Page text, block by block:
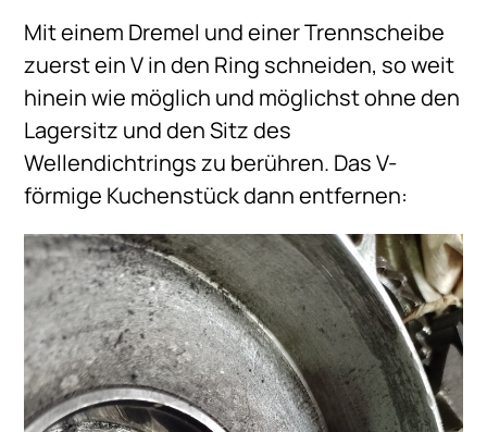
Mit einem Dremel und einer Trennscheibe
zuerst ein V in den Ring schneiden, so weit
hinein wie möglich und möglichst ohne den
Lagersitz und den Sitz des
Wellendichtrings zu berühren. Das V-
förmige Kuchenstück dann entfernen: